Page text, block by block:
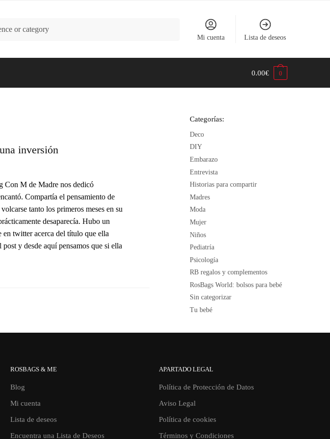
Mi cuenta Lista de deseos
0.00€ 0
inversión
Con M de Madre nos dedicó
Compartía el pensamiento de
tanto los primeros meses en su
desaparecía. Hubo un
en twitter acerca del título que ella
y desde aquí pensamos que si ella
Categorías:
Deco
DIY
Embarazo
Entrevista
Historias para compartir
Madres
Moda
Mujer
Niños
Pediatría
Psicología
RB regalos y complementos
RosBags World: bolsos para bebé
Sin categorizar
Tu bebé
ROSBAGS & ME
Blog
Mi cuenta
Lista de deseos
Encuentra una Lista de Deseos
APARTADO LEGAL
Política de Protección de Datos
Aviso Legal
Política de cookies
Términos y Condiciones